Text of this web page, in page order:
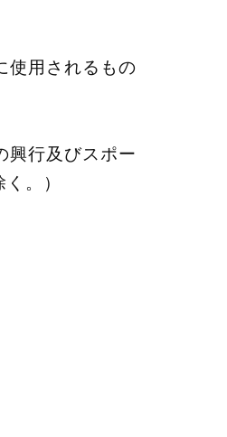
使用されるもの
興行及びスポー
。）